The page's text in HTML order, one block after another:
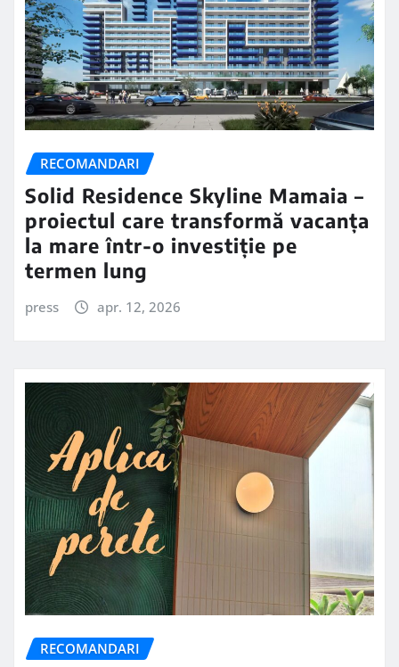
RECOMANDARI
Solid Residence Skyline Mamaia –
proiectul care transformă vacanța
la mare într-o investiție pe
termen lung
press apr. 12, 2026
RECOMANDARI